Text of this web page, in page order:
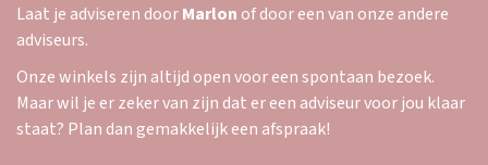
Laat je adviseren doorMarlon of door een van onze andere
adviseurs.
Onze winkels zijn altijd open voor een spontaan bezoek.
Maar wil je er zeker van zijn dat er een adviseur voor jou klaar
staat? Plan dan gemakkelijk een afspraak!